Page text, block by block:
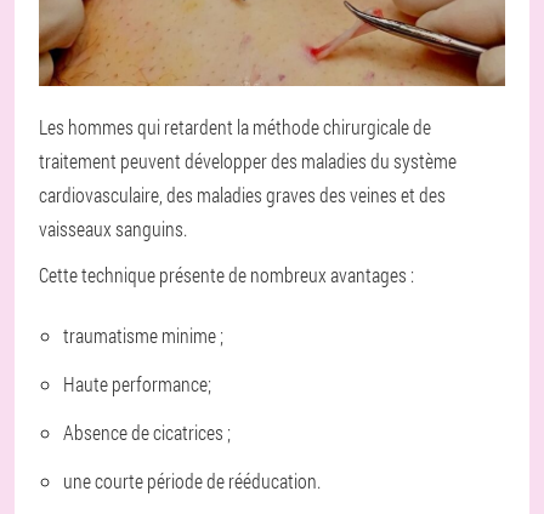
Les hommes qui retardent la méthode chirurgicale de
traitement peuvent développer des maladies du système
cardiovasculaire, des maladies graves des veines et des
vaisseaux sanguins.
Cette technique présente de nombreux avantages :
traumatisme minime ;
Haute performance;
Absence de cicatrices ;
une courte période de rééducation.